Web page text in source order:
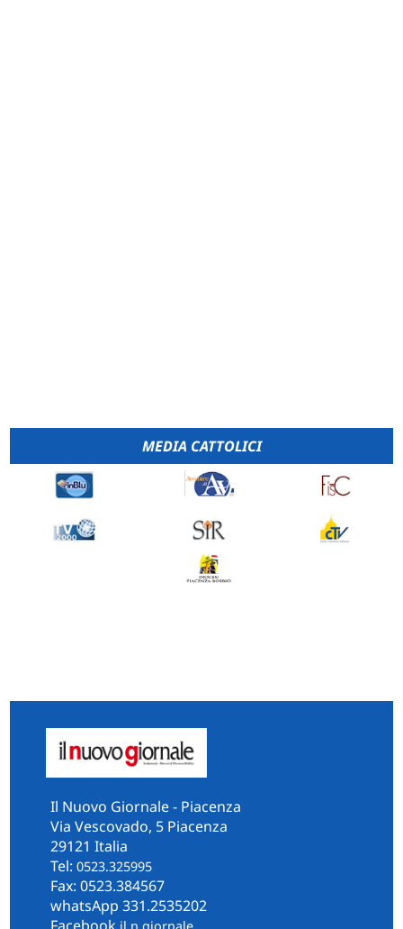
MEDIA CATTOLICI
Il Nuovo Giornale - Piacenza
Via Vescovado, 5 Piacenza
29121 Italia
Tel: 0523.325995
Fax: 0523.384567
whatsApp 331.2535202
Facebook il.n.giornale